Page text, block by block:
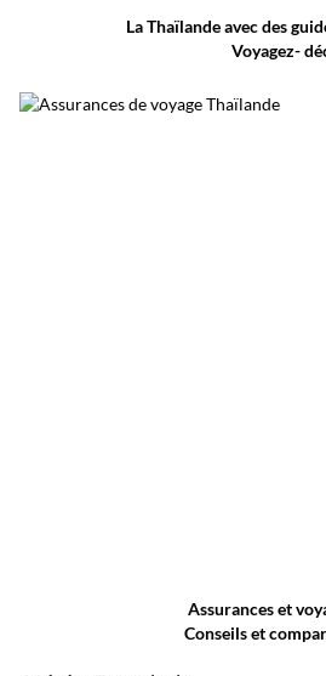
temples et
presqu’île
belles
permet de
La Thaïlande avec des
Voyagez-
Assurances et
Conseils et